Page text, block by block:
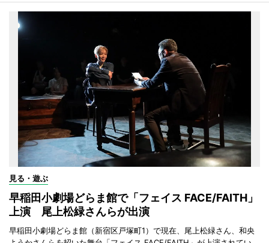
見る・遊ぶ
早稲田小劇場どらま館で「フェイス FACE/FAITH」
上演 尾上松緑さんらが出演
早稲田小劇場どらま館（新宿区戸塚町1）で現在、尾上松緑さん、和央